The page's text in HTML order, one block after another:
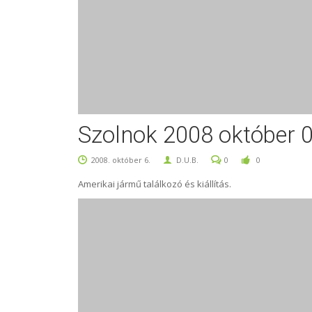
Szolnok 2008 október
2008. október 6. D.U.B. 0 0
Amerikai jármű találkozó és kiállítás.